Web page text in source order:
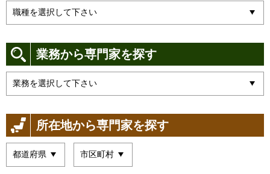
業務から専門家を探す
所在地から専門家を探す